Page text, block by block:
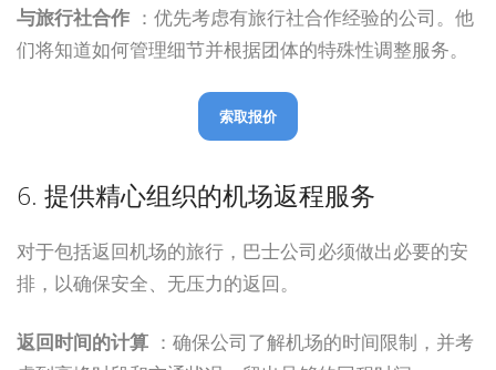
与旅行社合作 ：优先考虑有旅行社合作经验的公司。他
们将知道如何管理细节并根据团体的特殊性调整服务。
索取报价
6. 提供精心组织的机场返程服务
对于包括返回机场的旅行，巴士公司必须做出必要的安
排，以确保安全、无压力的返回。
返回时间的计算 ：确保公司了解机场的时间限制，并考